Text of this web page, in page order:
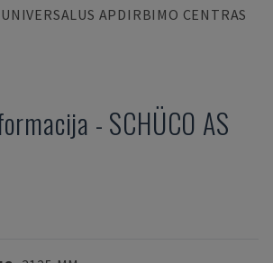
UNIVERSALUS APDIRBIMO CENTRAS
- SCHÜCO AS